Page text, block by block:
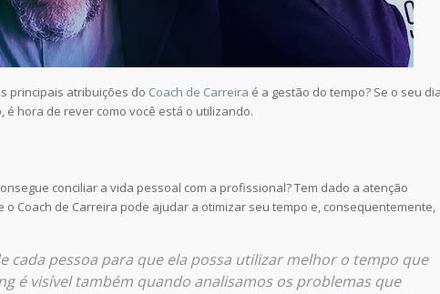
principais atribuições do Coach de Carreira é a gestão do tempo? Se o seu
hora de rever como você está o utilizando.
conciliar a vida pessoal com a profissional? Tem dado a atenção
Coach de Carreira pode ajudar a otimizar seu tempo e, consequentemente,
cada pessoa para que ela possa utilizar melhor o tempo que
é visível também quando analisamos os problemas que